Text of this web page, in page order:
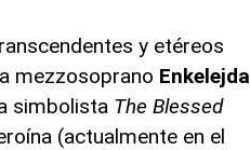
y etéreos
mezzosoprano Enkelejda
simbolista The Blessed
(actualmente en el